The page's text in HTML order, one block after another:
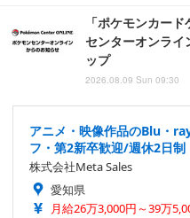
「ポケモンカー
センターオンライ
ップ
2026.08.09 Sun 09:30
アニメ・映像作品のBlu・
フ・第2新卒歓迎/週休2日制
株式会社Meta Sales
愛知県
月給26万3,000円～39万